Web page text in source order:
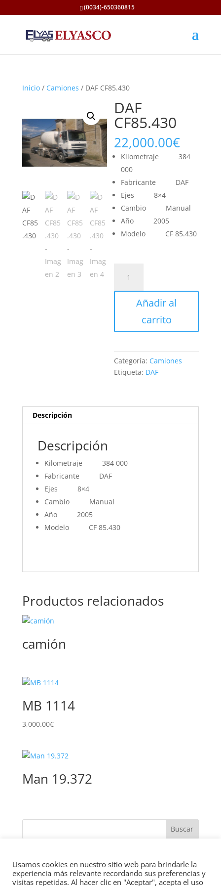
(0034)-650360815
Inicio/ Camiones / DAF CF85.430
DAF
CF85.430
22,000.00€
Kilometraje384
000
Fabricante DAF
Ejes8×4
Cambio Manual
Año2005
Modelo CF 85.430
CF85.430
cantidad
Añadir al
carrito
Categoría: Camiones
Etiqueta: DAF
Descripción
Descripción
Kilometraje 384 000
Fabricante DAF
Ejes 8×4
Cambio Manual
Año 2005
Modelo CF 85.430
Productos relacionados
camión
MB 1114
3,000.00€
Man 19.372
Usamos cookies en nuestro sitio web para brindarle la
experiencia más relevante recordando sus preferencias y
visitas repetidas. Al hacer clic en "Aceptar", acepta el uso